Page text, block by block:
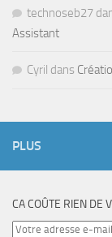
technoseb27
Assistant
Cyril dans
PLUS
CA COÛTE RIEN DE
Votre